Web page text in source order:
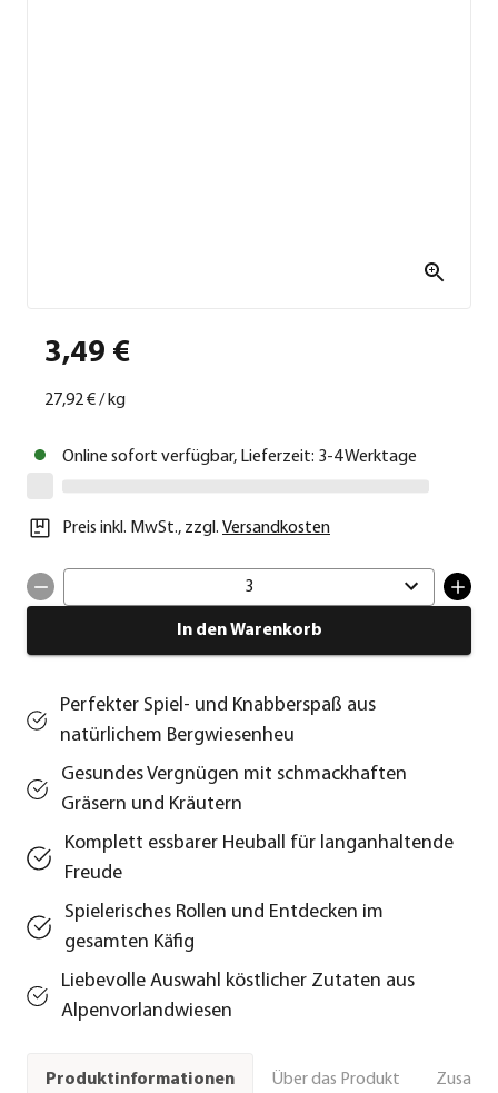
3,49 €
27,92 €/ kg
Online sofort verfügbar, Lieferzeit: 3-4 Werktage
Preis inkl. MwSt., zzgl. Versandkosten
3
In den Warenkorb
Perfekter Spiel- und Knabberspaß aus
natürlichem Bergwiesenheu
Gesundes Vergnügen mit schmackhaften
Gräsern und Kräutern
Komplett essbarer Heuball für langanhaltende
Freude
Spielerisches Rollen und Entdecken im
gesamten Käfig
Liebevolle Auswahl köstlicher Zutaten aus
Alpenvorlandwiesen
Produktinformationen Über das Produkt